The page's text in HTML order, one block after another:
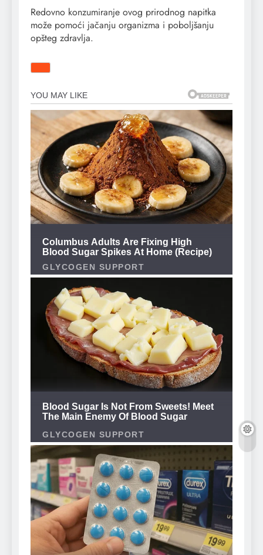
Redovno konzumiranje ovog prirodnog napitka
može pomoći jačanju organizma i poboljšanju
opšteg zdravlja.